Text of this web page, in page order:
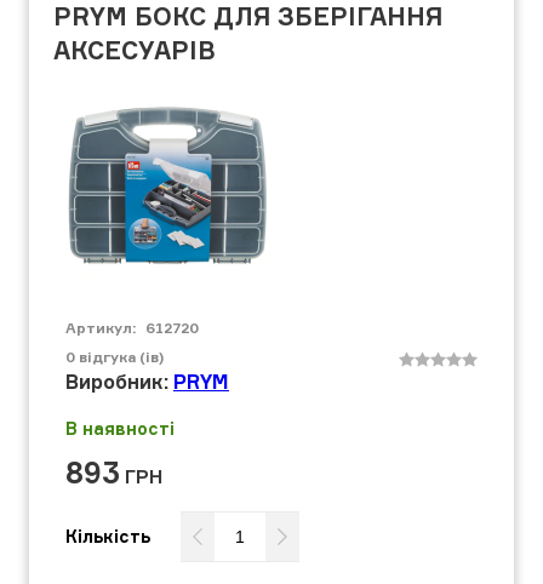
PRYM БОКС ДЛЯ ЗБЕРІГАННЯ
АКСЕСУАРІВ
Артикул: 612720
0 відгука (ів)
Виробник: PRYM
В наявності
893 ГРН
Кількість